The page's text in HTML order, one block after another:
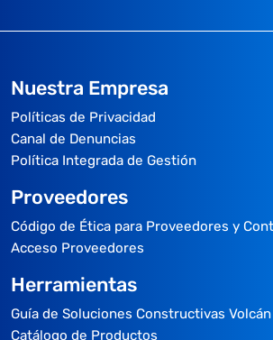
Nuestra Empresa
Políticas de Privacidad
Canal de Denuncias
Política Integrada de Gestión
Proveedores
Código de Ética para Proveedores y
Acceso Proveedores
Herramientas
Guía de Soluciones Constructivas Volcán
Catálogo de Productos